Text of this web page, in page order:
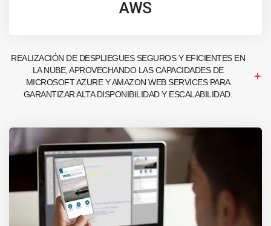
AWS
REALIZACIÓN DE DESPLIEGUES SEGUROS Y EFICIENTES EN
LA NUBE, APROVECHANDO LAS CAPACIDADES DE
MICROSOFT AZURE Y AMAZON WEB SERVICES PARA
GARANTIZAR ALTA DISPONIBILIDAD Y ESCALABILIDAD.